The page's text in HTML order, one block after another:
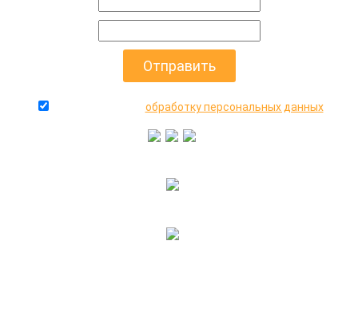
обработку персональных данных